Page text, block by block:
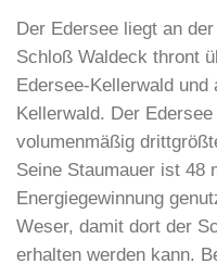
Der Edersee liegt an
Schloß Waldeck thront
Edersee-Kellerwald
Kellerwald. Der
volumenmäßig
Seine Staumauer ist 48
Energiegewinnung
Weser, damit dort der
erhalten werden kann.